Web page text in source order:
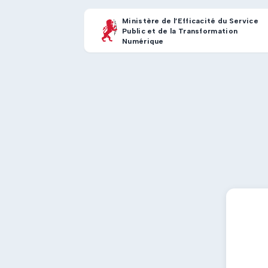
Ministère de l’Efficacité du Service
Public et de la Transformation
Numérique